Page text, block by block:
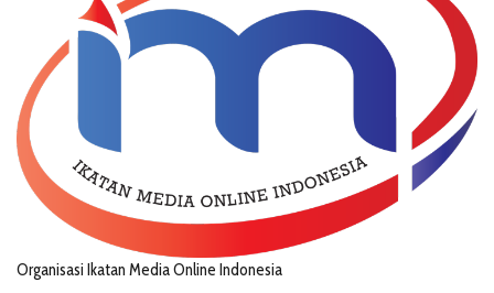
Organisasi Ikatan Media Online Indonesia